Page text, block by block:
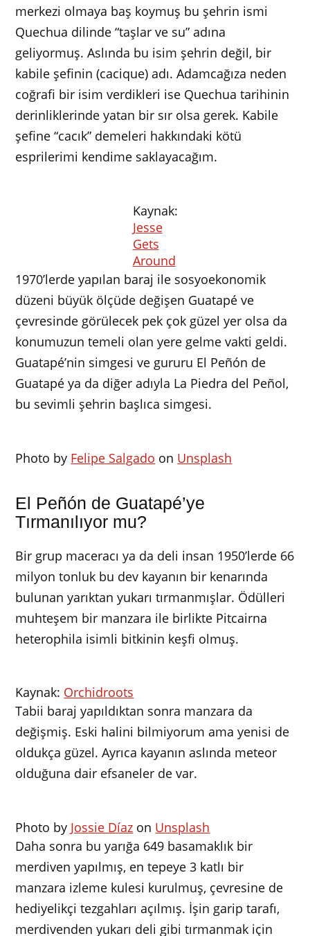
merkezi olmaya baş koymuş bu şehrin ismi
Quechua dilinde “taşlar ve su” adına
geliyormuş. Aslında bu isim şehrin değil, bir
kabile şefinin (cacique) adı. Adamcağıza neden
coğrafi bir isim verdikleri ise Quechua tarihinin
derinliklerinde yatan bir sır olsa gerek. Kabile
şefine “cacık” demeleri hakkındaki kötü
esprilerimi kendime saklayacağım.
Kaynak:
Jesse
Gets
Around
1970’lerde yapılan baraj ile sosyoekonomik
düzeni büyük ölçüde değişen Guatapé ve
çevresinde görülecek pek çok güzel yer olsa da
konumuzun temeli olan yere gelme vakti geldi.
Guatapé’nin simgesi ve gururu El Peñón de
Guatapé ya da diğer adıyla La Piedra del Peñol,
bu sevimli şehrin başlıca simgesi.
Photo by Felipe Salgado on Unsplash
El Peñón de Guatapé’ye
Tırmanılıyor mu?
Bir grup maceracı ya da deli insan 1950’lerde 66
milyon tonluk bu dev kayanın bir kenarında
bulunan yarıktan yukarı tırmanmışlar. Ödülleri
muhteşem bir manzara ile birlikte Pitcairna
heterophila isimli bitkinin keşfi olmuş.
Kaynak: Orchidroots
Tabii baraj yapıldıktan sonra manzara da
değişmiş. Eski halini bilmiyorum ama yenisi de
oldukça güzel. Ayrıca kayanın aslında meteor
olduğuna dair efsaneler de var.
Photo by Jossie Díaz on Unsplash
Daha sonra bu yarığa 649 basamaklık bir
merdiven yapılmış, en tepeye 3 katlı bir
manzara izleme kulesi kurulmuş, çevresine de
hediyelikçi tezgahları açılmış. İşin garip tarafı,
merdivenden yukarı deli gibi tırmanmak için